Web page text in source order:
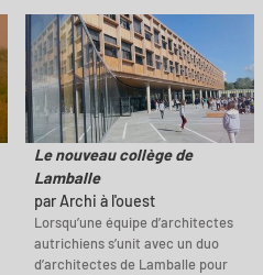
Le nouveau collège de
Lamballe
par Archi à l'ouest
Lorsqu’une équipe d’architectes
autrichiens s’unit avec un duo
d’architectes de Lamballe pour